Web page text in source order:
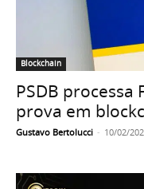
Blockchain
PSDB processa
prova em
Gustavo Bertolucci - 10/02/